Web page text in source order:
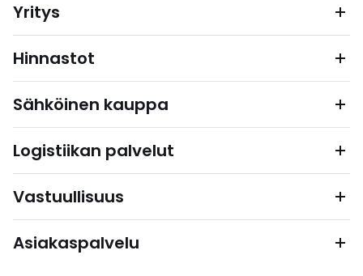
Yritys
Hinnastot
Sähköinen kauppa
Logistiikan palvelut
Vastuullisuus
Asiakaspalvelu